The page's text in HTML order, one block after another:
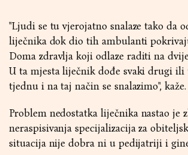
"Ljudi se tu vjerojatno snalaze tako da
liječnika dok dio tih ambulanti
Doma zdravlja koji odlaze raditi na
U ta mjesta liječnik dođe svaki drugi ili
tjednu i na taj način se snalazimo", kaže.
Problem nedostatka liječnika nastao je
neraspisivanja specijalizacija za
situacija nije dobra ni u pedijatriji i